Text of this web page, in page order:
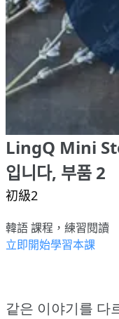
LingQ Mini
입니다, 부품 2
初級2
韓語 課程，練習閱讀
立即開始學習本課
같은 이야기를 다